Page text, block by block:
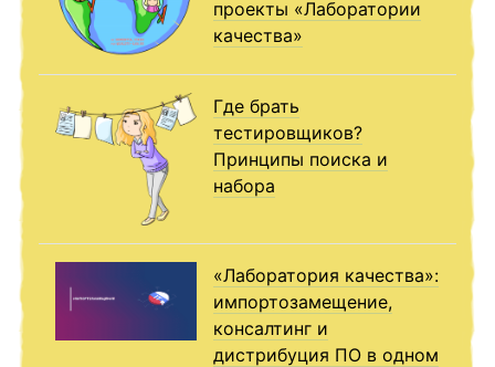
проекты «Лаборатории
качества»
Где брать
тестировщиков?
Принципы поиска и
набора
«Лаборатория качества»:
импортозамещение,
консалтинг и
дистрибуция ПО в одном